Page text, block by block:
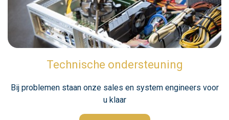
Technische ondersteuning
Bij problemen staan onze sales en system engineers voor
u klaar